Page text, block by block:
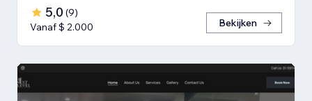
5,0 (9)
Vanaf $ 2.000
Bekijken